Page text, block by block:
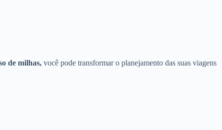
de milhas, você pode transformar o planejamento das suas viagens